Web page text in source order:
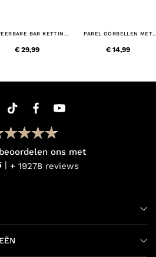
BAR KETTING
€ 29,99
PAREL OORBELLEN MET
€ 14,99
ons met
+ 19278 reviews